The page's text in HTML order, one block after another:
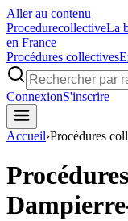
Aller au contenu
ProcedurecollectiveLa
en France
Procédures collectives
ConnexionS'inscrire
Accueil›Procédures